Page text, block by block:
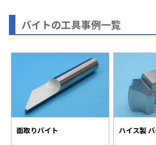
バイトの工具事例一覧
面取りバイト ハイス製